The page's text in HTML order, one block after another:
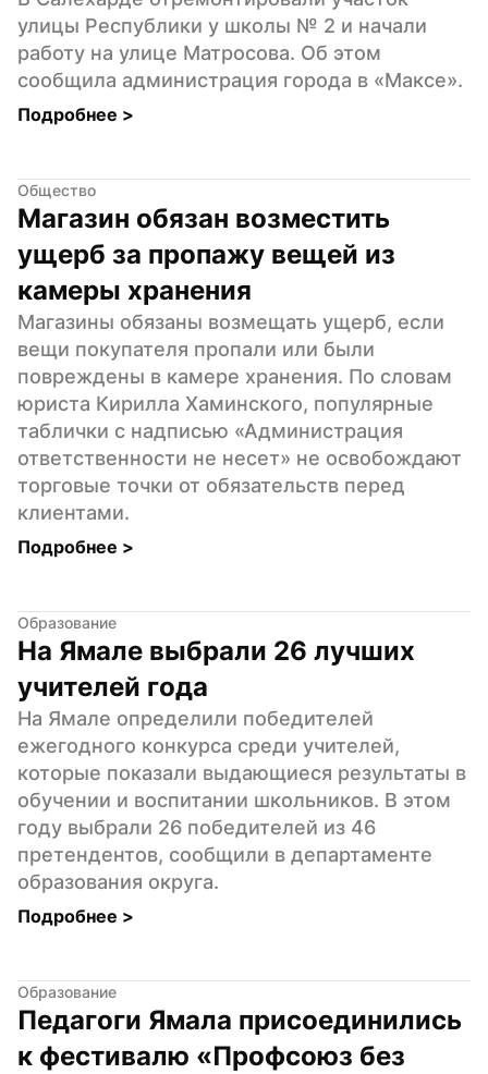
улицы Республики у школы № 2 и начали
работу на улице Матросова. Об этом
сообщила администрация города в «Максе».
Подробнее >
Общество
Магазин обязан возместить
ущерб за пропажу вещей из
камеры хранения
Магазины обязаны возмещать ущерб, если
вещи покупателя пропали или были
повреждены в камере хранения. По словам
юриста Кирилла Хаминского, популярные
таблички с надписью «Администрация
ответственности не несет» не освобождают
торговые точки от обязательств перед
клиентами.
Подробнее >
Образование
На Ямале выбрали 26 лучших
учителей года
На Ямале определили победителей
ежегодного конкурса среди учителей,
которые показали выдающиеся результаты в
обучении и воспитании школьников. В этом
году выбрали 26 победителей из 46
претендентов, сообщили в департаменте
образования округа.
Подробнее >
Образование
Педагоги Ямала присоединились
к фестивалю «Профсоюз без